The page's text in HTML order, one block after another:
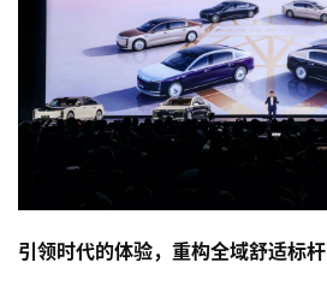
引领时代的体验，重构全域舒适标杆